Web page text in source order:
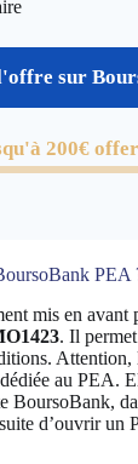
sur
200€
PEA
mis en
. Il
Attention,
au PEA.
BoursoBank,
d’ouvrir un